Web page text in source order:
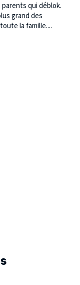
qui déblok.
grand des
la famille....